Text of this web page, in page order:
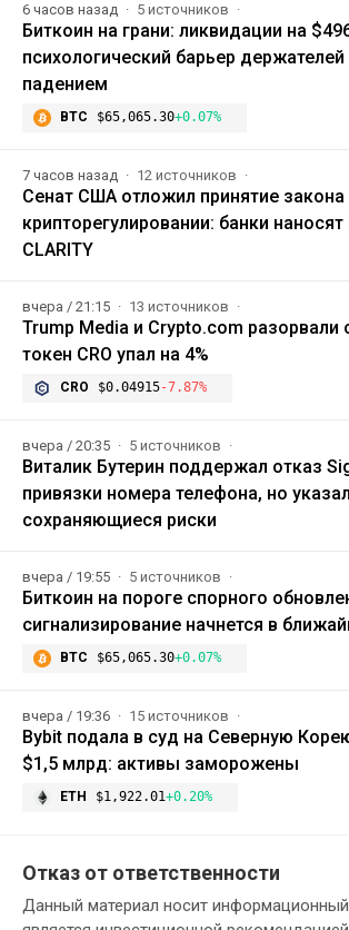
6 часов назад 5 источников
Биткоин на грани: ликвидации на
психологический барьер
падением
BTC $65,065.30+0.07%
7 часов назад 12 источников
Сенат США отложил принятие закона
крипторегулировании: банки
CLARITY
вчера / 21:15 13 источников
Trump Media и Crypto.com разорвали
токен CRO упал на 4%
CRO $0.04915-7.87%
вчера / 20:35 5 источников
Виталик Бутерин поддержал отказ
привязки номера телефона, но
сохраняющиеся риски
вчера / 19:55 5 источников
Биткоин на пороге спорного
сигнализирование начнется в
BTC $65,065.30+0.07%
вчера / 19:36 15 источников
Bybit подала в суд на Северную
$1,5 млрд: активы заморожены
ETH $1,922.01+0.20%
Отказ от ответственности
Данный материал носит информационный